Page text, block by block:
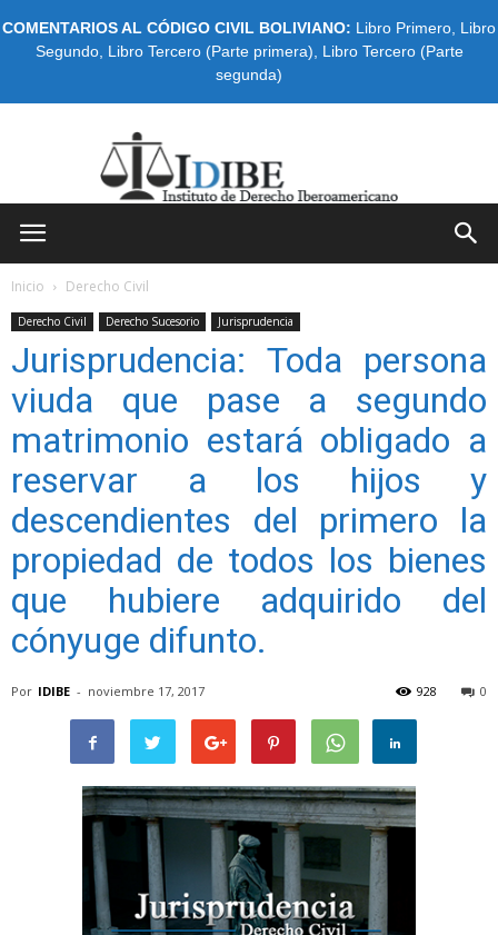
COMENTARIOS AL CÓDIGO CIVIL BOLIVIANO: Libro Primero Libro
Segundo, Libro Tercero (Parte primera)
Libro Tercero (Parte
segunda)
Inicio Derecho Civil
Derecho Civil Derecho Sucesorio Jurisprudencia
Jurisprudencia: Toda persona
viuda que pase a segundo
matrimonio estará obligado a
reservar a los hijos y
descendientes del primero la
propiedad de todos los bienes
que hubiere adquirido del
cónyuge difunto.
Por IDIBE - noviembre 17, 2017 0
928